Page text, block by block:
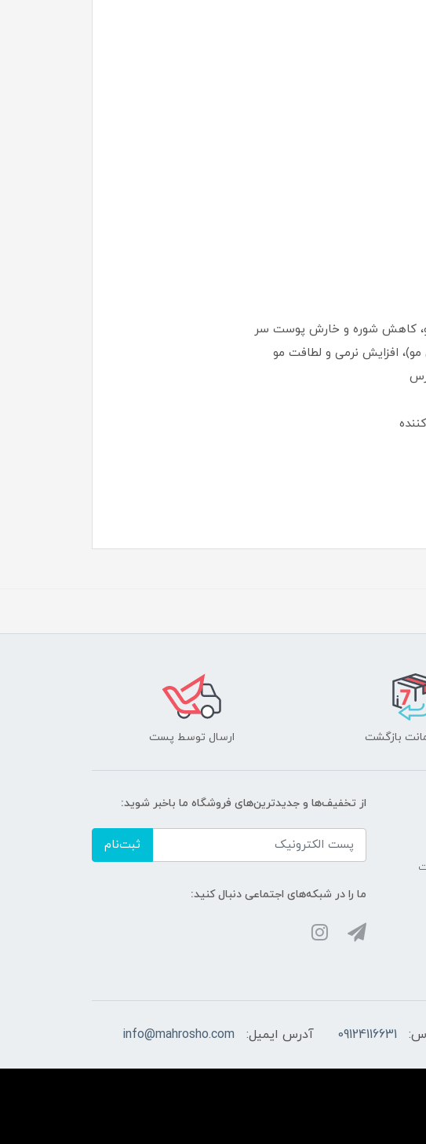
کاهش شوره و خارش پوست سر
افزایش نرمی و لطافت مو
ارسال توسط پست
از تخفیف‌ها و جدیدترین‌های فروشگاه ما باخبر شوید:
ثبت‌نام
ما را در شبکه‌های اجتماعی دنبال کنید:
09124116631 آدرس ایمیل: info@mahrosho.com